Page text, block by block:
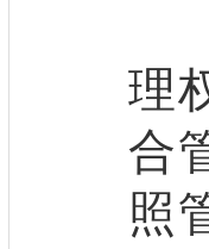
理
合
照